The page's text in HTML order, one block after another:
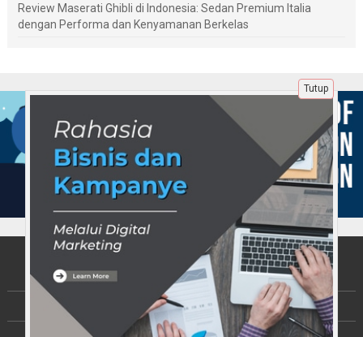
Review Maserati Ghibli di Indonesia: Sedan Premium Italia
dengan Performa dan Kenyamanan Berkelas
Tentang Kami
Berita
Tutup